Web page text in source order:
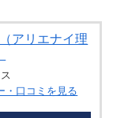
アリエナイ理
・口コミを見る